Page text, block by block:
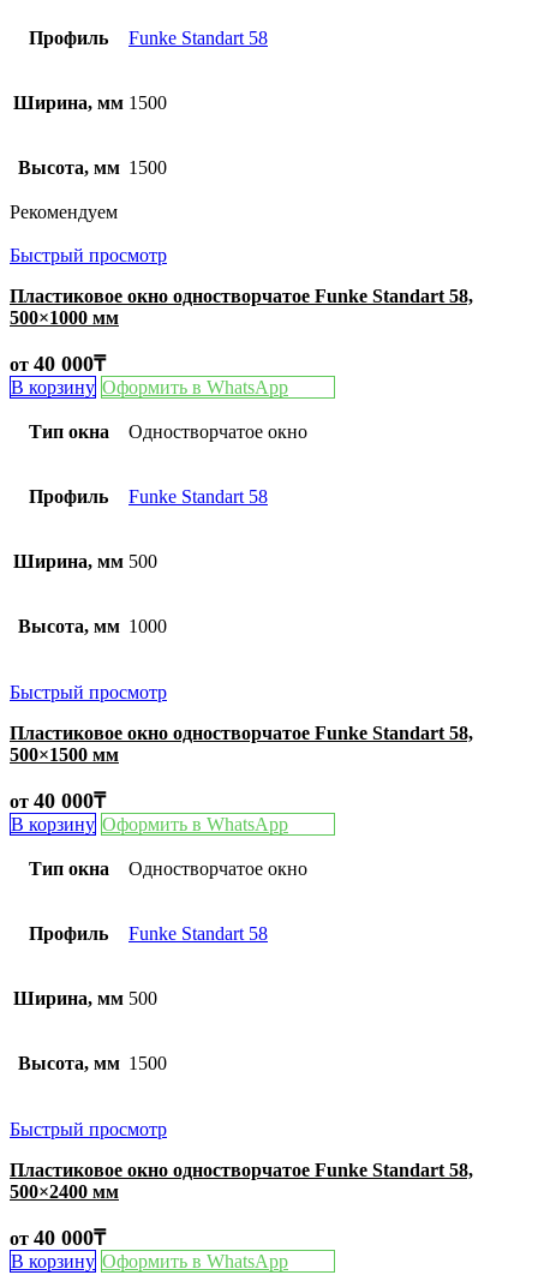
Профиль Funke Standart 58
Ширина, мм 1500
Высота, мм 1500
Рекомендуем
Быстрый просмотр
Пластиковое окно одностворчатое Funke Standart 58,
500×1000 мм
от 40 000₸
В корзину Оформить в WhatsApp
Тип окна Одностворчатое окно
Профиль Funke Standart 58
Ширина, мм 500
Высота, мм 1000
Быстрый просмотр
Пластиковое окно одностворчатое Funke Standart 58,
500×1500 мм
от 40 000₸
В корзину Оформить в WhatsApp
Тип окна Одностворчатое окно
Профиль Funke Standart 58
Ширина, мм 500
Высота, мм 1500
Быстрый просмотр
Пластиковое окно одностворчатое Funke Standart 58,
500×2400 мм
от 40 000₸
В корзину Оформить в WhatsApp